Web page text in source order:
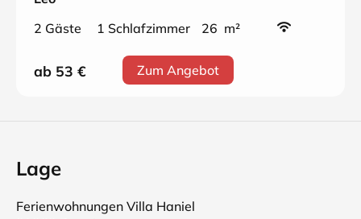
2 Gäste
1 Schlafzimmer 26 m²
ab 53 € Zum Angebot
Lage
Ferienwohnungen Villa Haniel